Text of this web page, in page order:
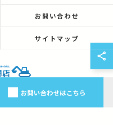
お問い合わせはこちら
お問い合わせ
サイトマップ
門店 ALL RIGHTS RESERVED.